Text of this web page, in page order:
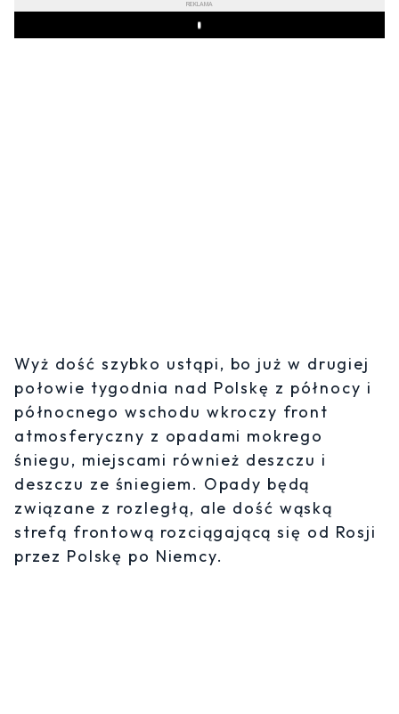
REKLAMA
Play
Wyż dość szybko ustąpi, bo już w drugiej
połowie tygodnia nad Polskę z północy i
północnego wschodu wkroczy front
atmosferyczny z opadami mokrego
śniegu, miejscami również deszczu i
deszczu ze śniegiem. Opady będą
związane z rozległą, ale dość wąską
strefą frontową rozciągającą się od Rosji
przez Polskę po Niemcy.